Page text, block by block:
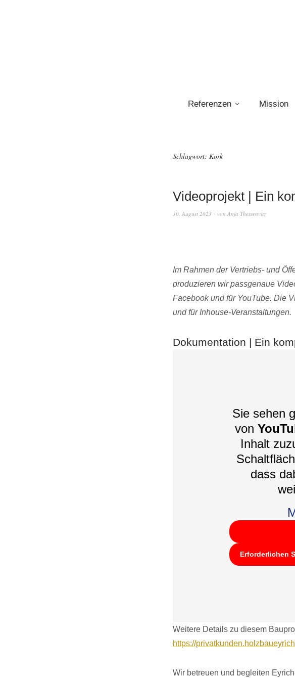
Referenzen Mission
Schlagwort: Kork
Videoprojekt | Ein
30. August 2023 von Anja Thessenvitz
Im Rahmen der Vertriebs- und
produzieren wir passgenaue
Facebook und für YouTube. Die
und für Inhouse-Veranstaltungen.
Dokumentation | Ein
Sie sehen
von
Inhalt
dass
Erforderlichen
Weitere Details zu diesem
https://
Wir betreuen und begleiten